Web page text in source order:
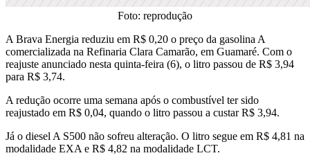
Foto: reprodução
A Brava Energia reduziu em R$ 0,20 o preço da gasolina A
comercializada na Refinaria Clara Camarão, em Guamaré. Com o
reajuste anunciado nesta quinta-feira (6), o litro passou de R$ 3,94
para R$ 3,74.
A redução ocorre uma semana após o combustível ter sido
reajustado em R$ 0,04, quando o litro passou a custar R$ 3,94.
Já o diesel A S500 não sofreu alteração. O litro segue em R$ 4,81 na
modalidade EXA e R$ 4,82 na modalidade LCT.